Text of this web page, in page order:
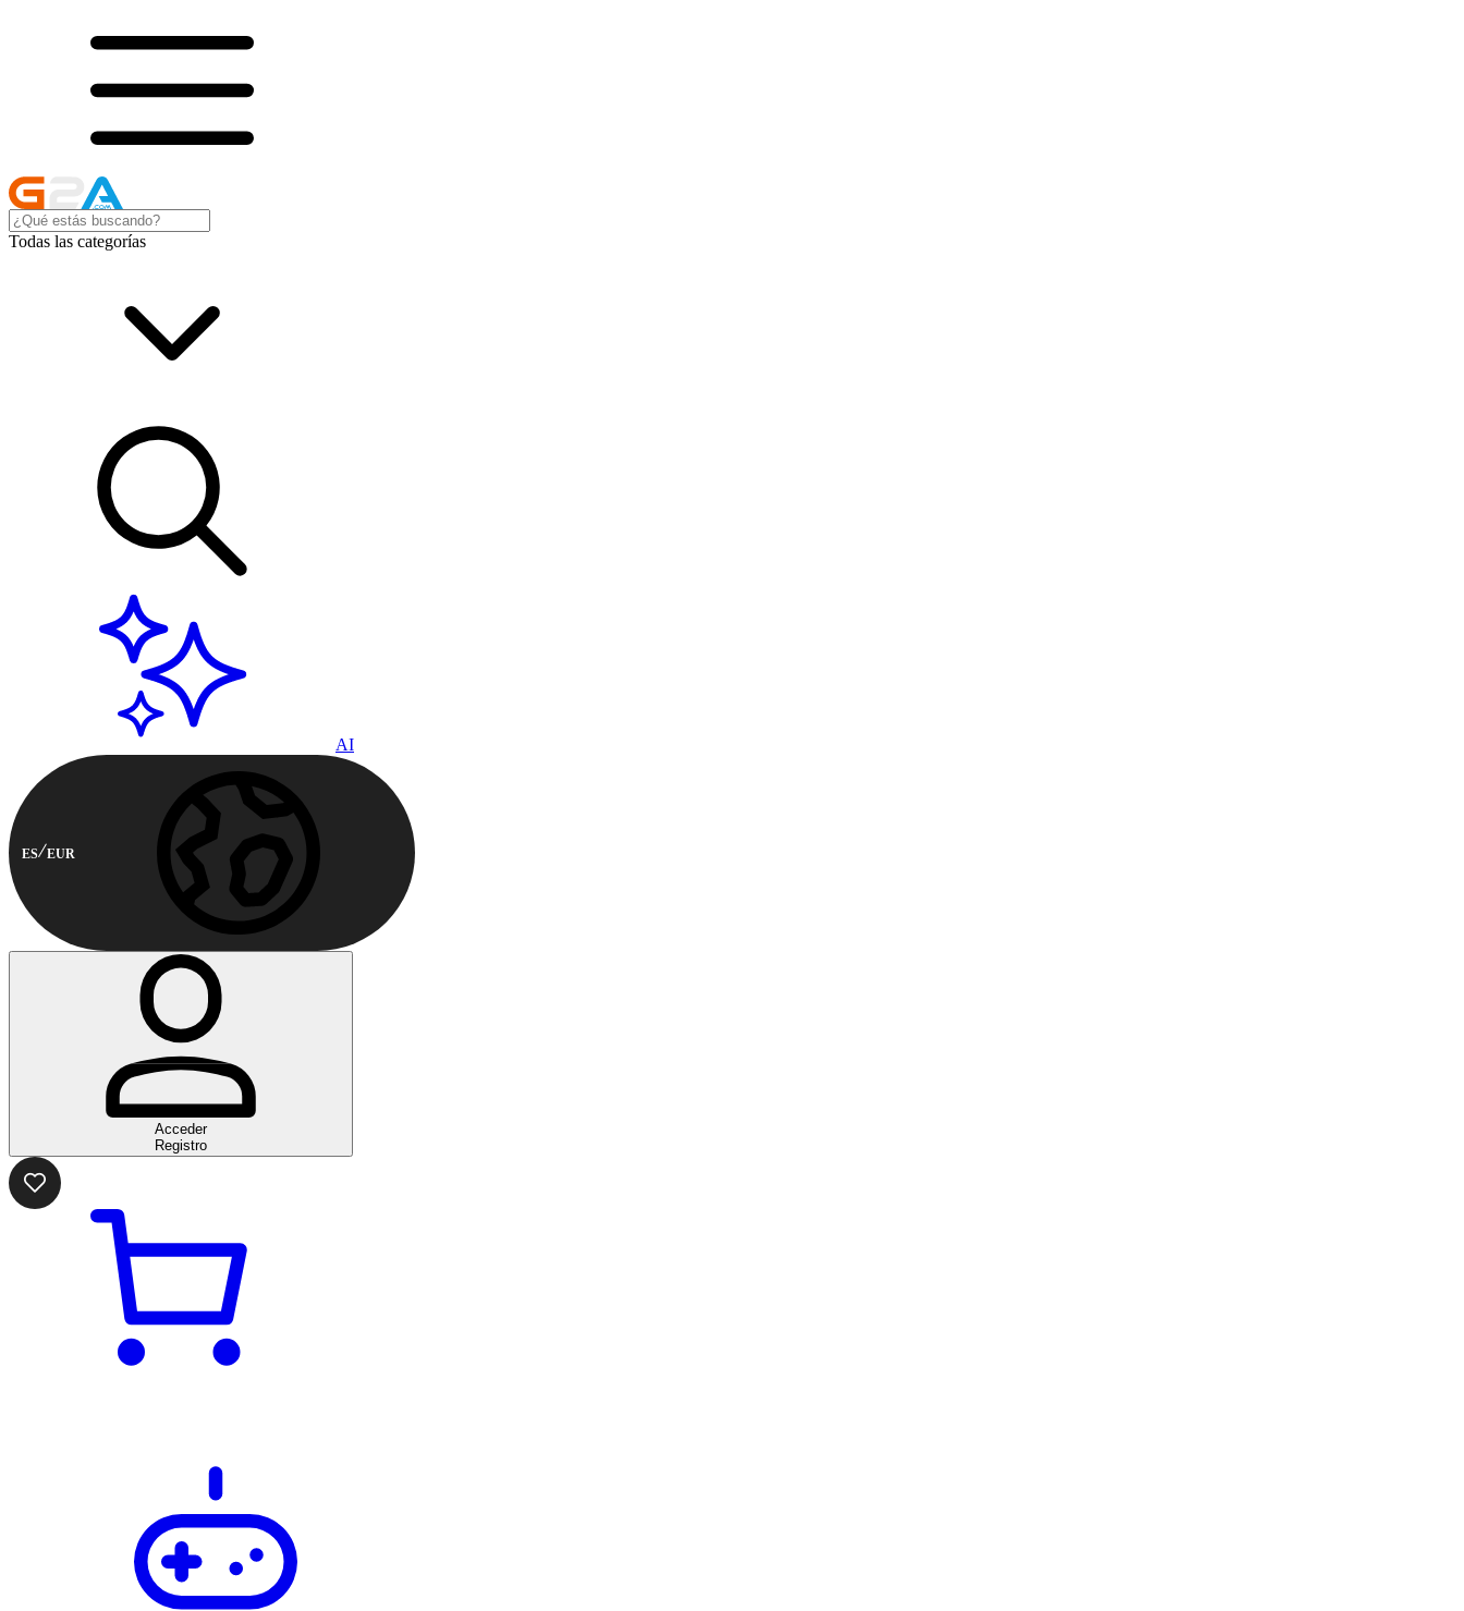
Todas las categorías
AI
ES EUR
Acceder
Registro